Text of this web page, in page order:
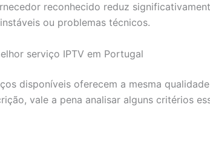
reconhecido reduz
ou problemas técnicos.
serviço IPTV em Portugal
disponíveis oferecem a mesma
vale a pena analisar alguns critérios